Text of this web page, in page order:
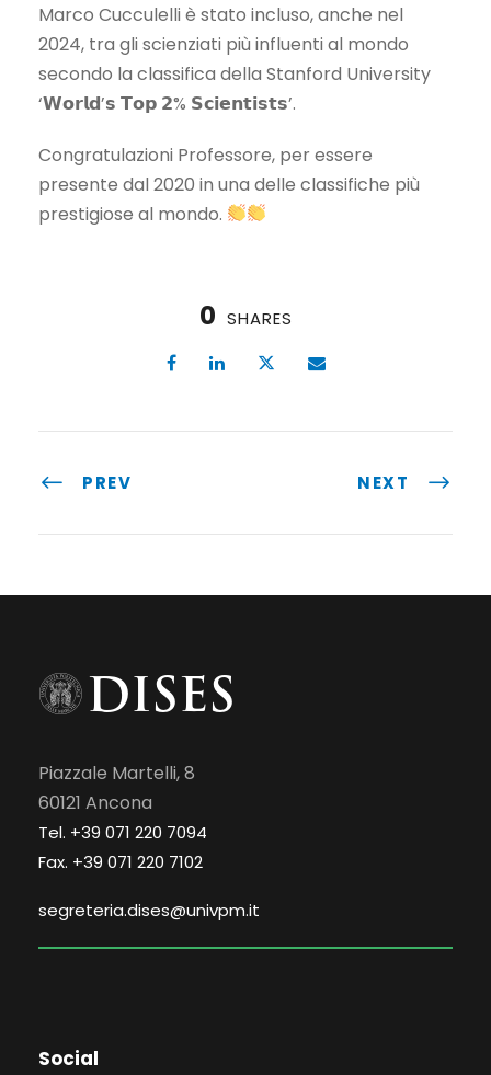
Marco Cucculelli è stato incluso, anche nel
2024, tra gli scienziati più influenti al mondo
secondo la classifica della Stanford University
‘𝗪𝗼𝗿𝗹𝗱’𝘀 𝗧𝗼𝗽 𝟮% 𝗦𝗰𝗶𝗲𝗻𝘁𝗶𝘀𝘁𝘀’.
Congratulazioni Professore, per essere
presente dal 2020 in una delle classifiche più
prestigiose al mondo.
0 SHARES
PREV NEXT
Piazzale Martelli, 8
60121 Ancona
Tel. +39 071 220 7094
Fax. +39 071 220 7102
segreteria.dises@univpm.it
Social